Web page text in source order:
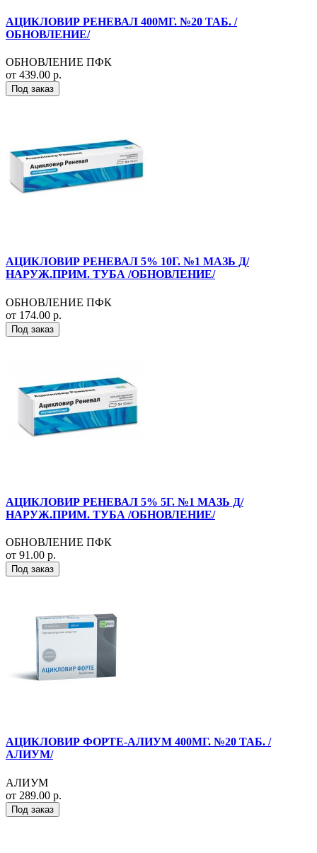
АЦИКЛОВИР РЕНЕВАЛ 400МГ. №20 ТАБ. /
ОБНОВЛЕНИЕ/
ОБНОВЛЕНИЕ ПФК
от 439.00 р.
Под заказ
АЦИКЛОВИР РЕНЕВАЛ 5% 10Г. №1 МАЗЬ Д/
НАРУЖ.ПРИМ. ТУБА /ОБНОВЛЕНИЕ/
ОБНОВЛЕНИЕ ПФК
от 174.00 р.
Под заказ
АЦИКЛОВИР РЕНЕВАЛ 5% 5Г. №1 МАЗЬ Д/
НАРУЖ.ПРИМ. ТУБА /ОБНОВЛЕНИЕ/
ОБНОВЛЕНИЕ ПФК
от 91.00 р.
Под заказ
АЦИКЛОВИР ФОРТЕ-АЛИУМ 400МГ. №20 ТАБ. /
АЛИУМ/
АЛИУМ
от 289.00 р.
Под заказ